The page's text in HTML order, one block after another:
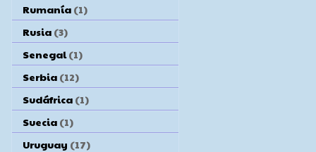
Rumanía (1)
Rusia (3)
Senegal (1)
Serbia (12)
Sudáfrica (1)
Suecia (1)
Uruguay (17)